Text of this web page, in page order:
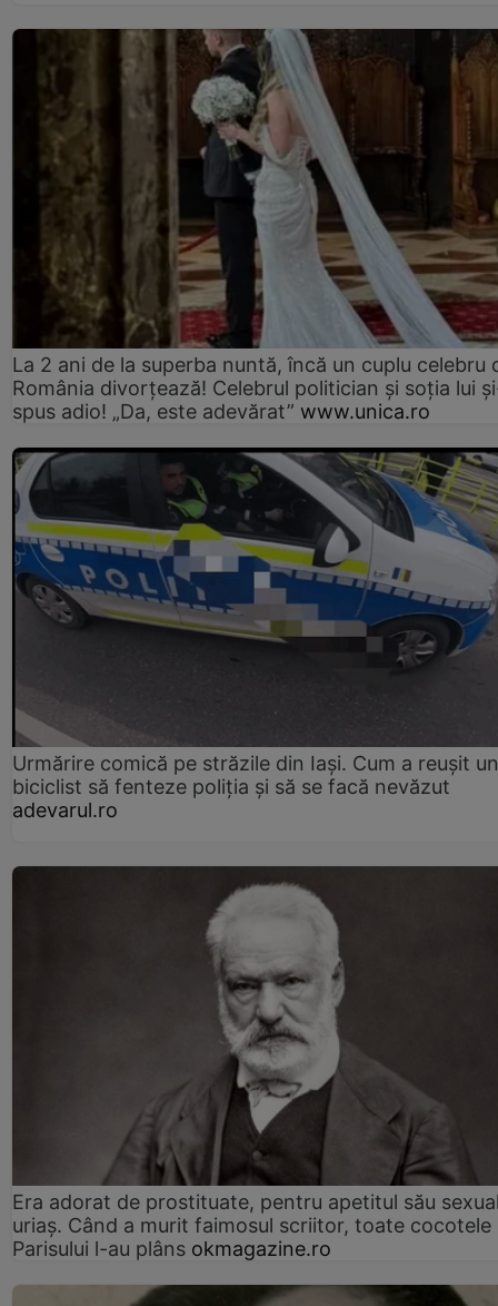
La 2 ani de la superba nuntă, încă un cuplu celebru
România divorțează! Celebrul politician și soția lui
spus adio! „Da, este adevărat” www.unica.ro
Urmărire comică pe străzile din Iași. Cum a reușit un
biciclist să fenteze poliția și să se facă nevăzut
adevarul.ro
Era adorat de prostituate, pentru apetitul său
uriaș. Când a murit faimosul scriitor, toate cocotele
Parisului l-au plâns okmagazine.ro